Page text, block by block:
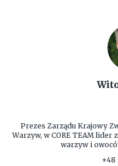
Prezes Zarządu Krajowy
Warzyw, w CORE TEAM lider
warzyw i
+48